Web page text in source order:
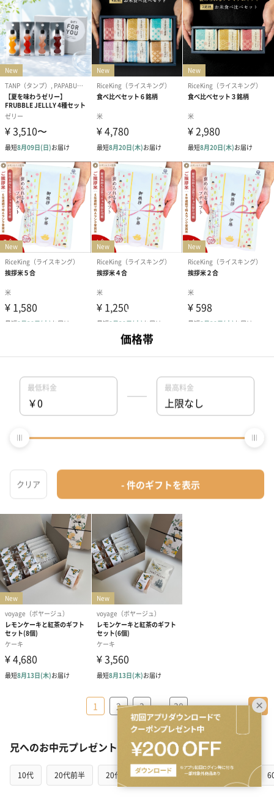
1 2 3 … 38 ＞
兄へのお中元プレゼントを贈る相手の年代から探す
10代 20代前半 20代後半 30代 40代